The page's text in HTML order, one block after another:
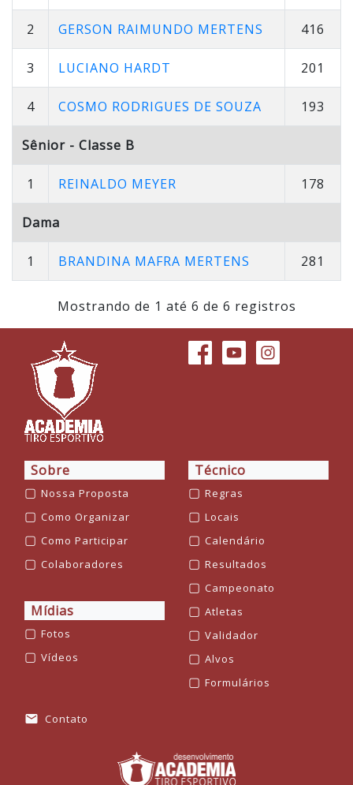
2 GERSON RAIMUNDO MERTENS 416
3 LUCIANO HARDT 201
4 COSMO RODRIGUES DE SOUZA 193
Sênior - Classe B
1 REINALDO MEYER 178
Dama
1 BRANDINA MAFRA MERTENS 281
Mostrando de 1 até 6 de 6 registros
Sobre
▢ Nossa Proposta
▢ Como Organizar
▢ Como Participar
▢ Colaboradores
Técnico
▢ Regras
▢ Locais
▢ Calendário
▢ Resultados
▢ Campeonato
▢ Atletas
▢ Validador
▢ Alvos
▢ Formulários
Mídias
▢ Fotos
▢ Vídeos
mail Contato